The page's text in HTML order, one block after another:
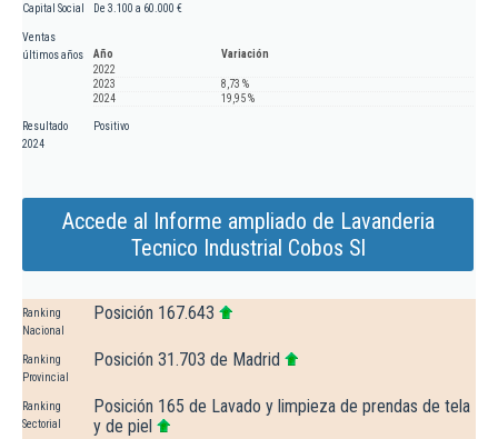
Capital Social De 3.100 a 60.000 €
Ventas
últimos años
Año
Variación
2022
2023
8,73 %
2024
19,95 %
Resultado
2024
Positivo
Accede al Informe ampliado de Lavanderia
Tecnico Industrial Cobos Sl
Ranking
Nacional
Posición 167.643
Ranking
Provincial
Posición 31.703 de Madrid
Ranking
Sectorial
Posición 165 de Lavado y limpieza de prendas de tela
y de piel